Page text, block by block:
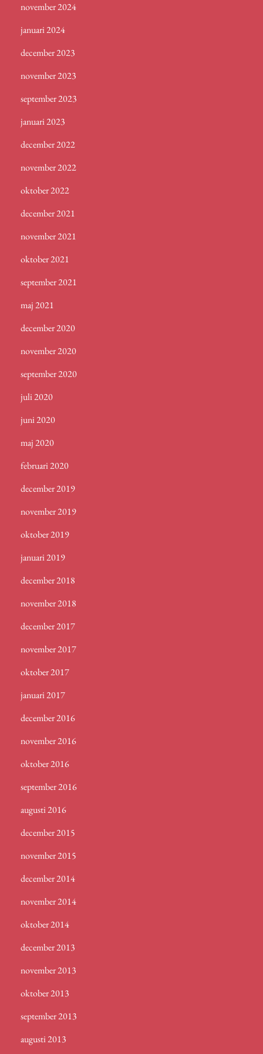
november 2024
januari 2024
december 2023
november 2023
september 2023
januari 2023
december 2022
november 2022
oktober 2022
december 2021
november 2021
oktober 2021
september 2021
maj 2021
december 2020
november 2020
september 2020
juli 2020
juni 2020
maj 2020
februari 2020
december 2019
november 2019
oktober 2019
januari 2019
december 2018
november 2018
december 2017
november 2017
oktober 2017
januari 2017
december 2016
november 2016
oktober 2016
september 2016
augusti 2016
december 2015
november 2015
december 2014
november 2014
oktober 2014
december 2013
november 2013
oktober 2013
september 2013
augusti 2013